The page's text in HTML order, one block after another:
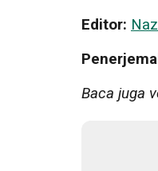
Editor:
Baca juga